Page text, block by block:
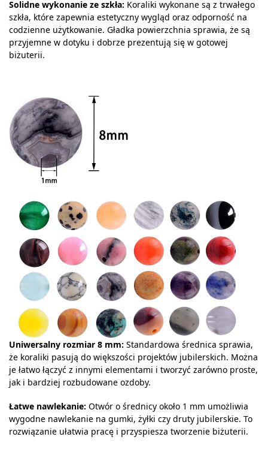
Solidne wykonanie ze szkła: Koraliki wykonane są z trwałego
szkła, które zapewnia estetyczny wygląd oraz odporność na
codzienne użytkowanie. Gładka powierzchnia sprawia, że są
przyjemne w dotyku i dobrze prezentują się w gotowej
biżuterii.
Uniwersalny rozmiar 8 mm: Standardowa średnica sprawia,
że koraliki pasują do większości projektów jubilerskich. Można
je łatwo łączyć z innymi elementami i tworzyć zarówno proste,
jak i bardziej rozbudowane ozdoby.
Łatwe nawlekanie: Otwór o średnicy około 1 mm umożliwia
wygodne nawlekanie na gumki, żyłki czy druty jubilerskie. To
rozwiązanie ułatwia pracę i przyspiesza tworzenie biżuterii.